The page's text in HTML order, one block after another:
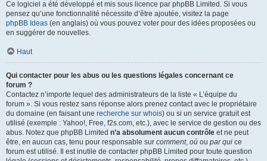
Ce logiciel a été développé et mis sous licence par phpBB Limited. Si vous
pensez qu’une fonctionnalité nécessite d’être ajoutée, visitez la page
phpBB Ideas (en anglais) où vous pouvez voter pour des idées proposées ou
en suggérer de nouvelles.
Haut
Qui contacter pour les abus ou les questions légales concernant ce
forum ?
Contactez n’importe lequel des administrateurs de la liste « L’équipe du
forum ». Si vous restez sans réponse alors prenez contact avec le propriétaire
du domaine (en faisant une recherche sur whois) ou si un service gratuit est
utilisé (exemple : Yahoo!, Free, f2s.com, etc.), avec le service de gestion ou des
abus. Notez que phpBB Limited n’a absolument aucun contrôle et ne peut
être, en aucun cas, tenu pour responsable sur comment, où ou par qui ce
forum est utilisé. Il est inutile de contacter phpBB Limited pour toute question